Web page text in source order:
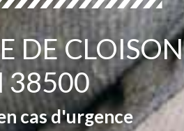
DE CLOISON
38500
cas d'urgence